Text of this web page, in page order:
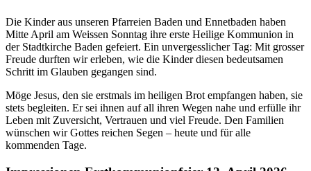
Die Kinder aus unseren Pfarreien Baden und Ennetbaden haben
Mitte April am Weissen Sonntag ihre erste Heilige Kommunion in
der Stadtkirche Baden gefeiert. Ein unvergesslicher Tag: Mit grosser
Freude durften wir erleben, wie die Kinder diesen bedeutsamen
Schritt im Glauben gegangen sind.
Möge Jesus, den sie erstmals im heiligen Brot empfangen haben, sie
stets begleiten. Er sei ihnen auf all ihren Wegen nahe und erfülle ihr
Leben mit Zuversicht, Vertrauen und viel Freude. Den Familien
wünschen wir Gottes reichen Segen – heute und für alle
kommenden Tage.